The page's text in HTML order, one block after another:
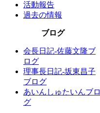
活動報告
過去の情報
ブログ
会長日記-佐藤文隆ブ
ログ
理事長日記-坂東昌子
ブログ
あいんしゅたいんブロ
グ